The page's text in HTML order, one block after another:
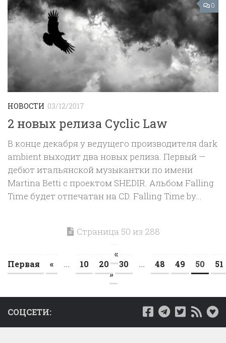
0
НОВОСТИ 03/12/2017
2 новых релиза Cyclic Law
В конце декабря у ведущего производителя dark
ambient выходит два новых релиза. Первый —
дебют итальянской музыкантки по имени
Martina Betti с проектом SHEDIR. Альбом Falling
Time будет отпечатан на CD. Falling Time by...
Страница 50 из 288
«
Первая
« ... 10 20 30 ... 48 49 50
51
»
СОЦСЕТИ: